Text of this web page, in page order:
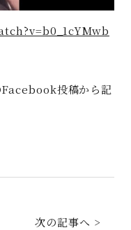
Facebook投稿から記
次の記事へ >